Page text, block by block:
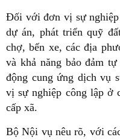
Đối với đơn vị sự
dự án, phát triển quỹ
chợ, bến xe, các địa
và khả năng bảo đảm
động cung ứng dịch vụ
vị sự nghiệp công lập ở
cấp xã.
Bộ Nội vụ nêu rõ, với